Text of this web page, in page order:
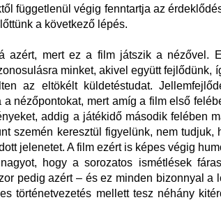
függetlenül végig fenntartja az
a következő lépés.
azért, mert ez a film játszik a nézővel.
minket, akivel együtt fejlődünk,
az eltökélt küldetéstudat.
a nézőpontokat, mert amíg a film első
addig a játékidő második felében
szemén keresztül figyelünk, nem tudjuk,
jelenetet. A film ezért is képes végig
hogy a sorozatos ismétlések
pedig azért – és ez minden bizonnyal a
történetvezetés mellett tesz néhány